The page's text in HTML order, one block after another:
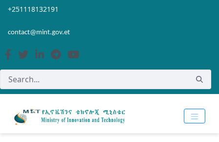
Skip to Main Content
Open Accessibility Menu
+251118132191
contact@mint.gov.et